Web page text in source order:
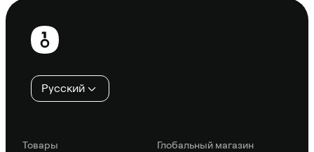
Нижний
колонтитул
Русский
Товары
Глобальный магазин